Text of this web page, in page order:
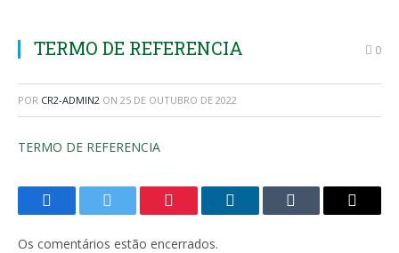
TERMO DE REFERENCIA 0
POR CR2-ADMIN2 ON 25 DE OUTUBRO DE 2022
TERMO DE REFERENCIA
FacebookTwitter Pinterest LinkedInTumblr
E-
Os comentários estão encerrados.